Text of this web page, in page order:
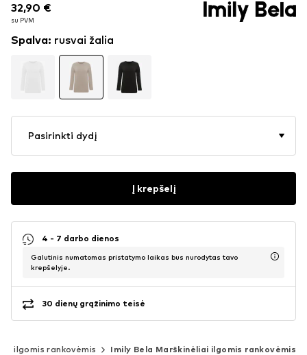
32,90 €
su PVM
32,90 €
su PVM
Spalva: rusvai žalia
Pasirinkti dydį
Į krepšelį
4 - 7 darbo dienos
Galutinis numatomas pristatymo laikas bus nurodytas tavo
krepšelyje.
30 dienų grąžinimo teisė
ilgomis rankovėmis Imily Bela Marškinėliai ilgomis rankovėmis